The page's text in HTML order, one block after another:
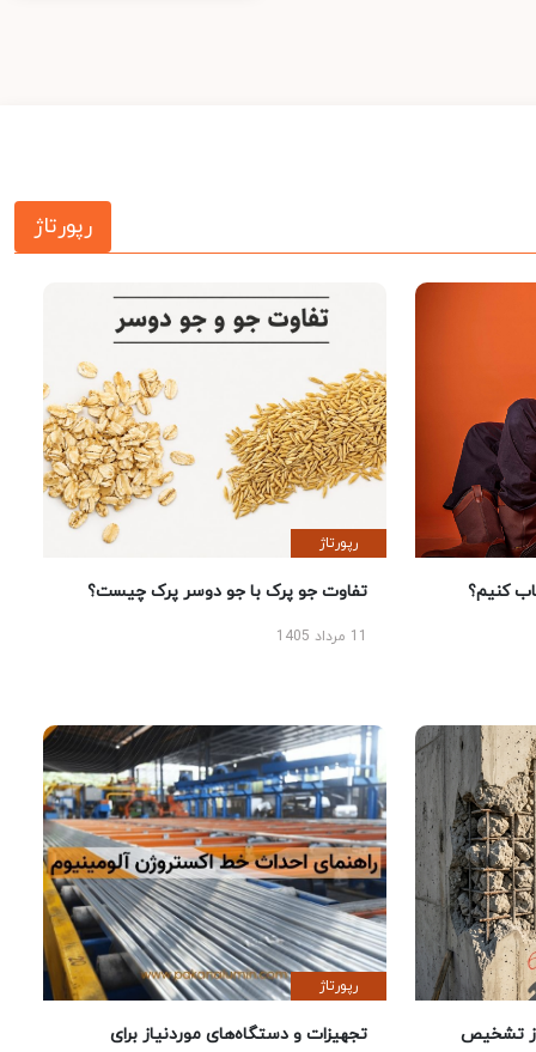
رپورتاژ
کنیم؟
رپورتاژ
تفاوت جو پرک با جو دوسر پرک چیست؟
تشخیص
رپورتاژ
تجهیزات و دستگاه‌های موردنیاز برای